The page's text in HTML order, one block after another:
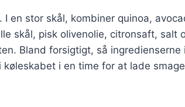
en stor skål, kombiner quinoa,
skål, pisk olivenolie, citronsaft, salt
Bland forsigtigt, så ingredienserne
i en time for at lade